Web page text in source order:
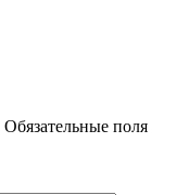
Обязательные поля